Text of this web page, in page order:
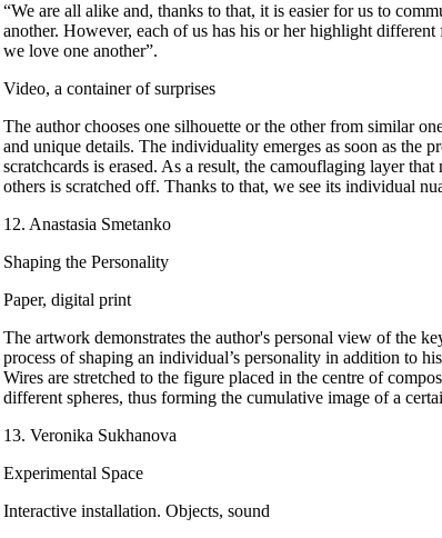
“We are all alike and, thanks to that, it is easier for us to
another. However, each of us has his or her highlight
we love one another”.
Video, a container of surprises
The author chooses one silhouette or the other from similar
and unique details. The individuality emerges as soon as the
scratchcards is erased. As a result, the camouflaging layer
others is scratched off. Thanks to that, we see its individual
12. Anastasia Smetanko
Shaping the Personality
Paper, digital print
The artwork demonstrates the author's personal view of the
process of shaping an individual’s personality in addition to
Wires are stretched to the figure placed in the centre of
different spheres, thus forming the cumulative image of a
13. Veronika Sukhanova
Experimental Space
Interactive installation. Objects, sound